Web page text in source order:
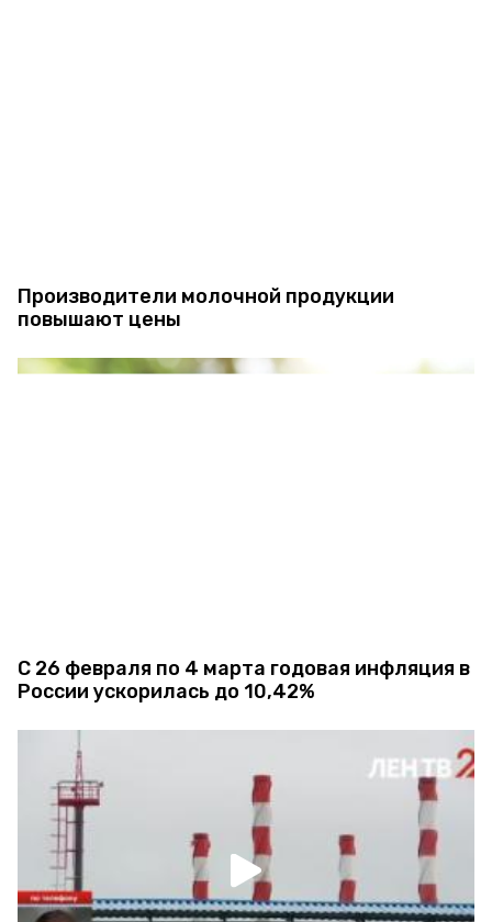
Производители молочной продукции
повышают цены
С 26 февраля по 4 марта годовая инфляция в
России ускорилась до 10,42%